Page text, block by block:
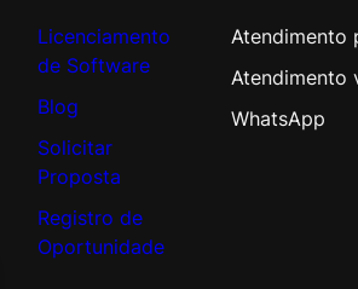
Licenciamento
de Software
Blog
Solicitar
Proposta
Registro de
Oportunidade
Atendimento
Atendimento
WhatsApp